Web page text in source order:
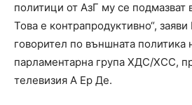
политици от AзГ му се подмазват
Това е контрапродуктивно“,
говорител по външната политика
парламентарна група ХДС/ХСС,
телевизия A Ер Де.